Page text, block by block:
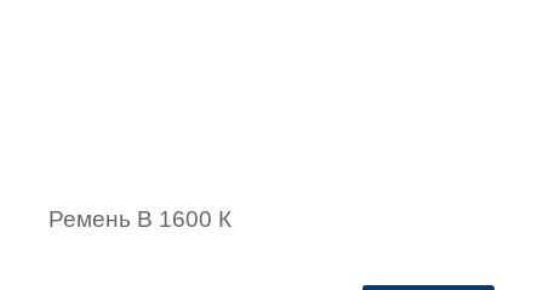
Ремень В 1600 К